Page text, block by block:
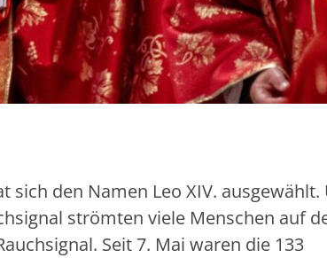
sich den Namen Leo XIV.
strömten viele Menschen auf
Seit 7. Mai waren die 133